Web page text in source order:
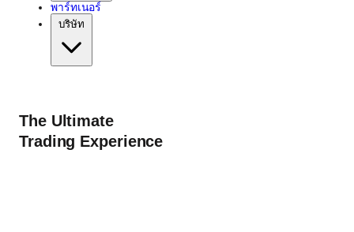
พาร์ทเนอร์
บริษัท
The Ultimate
Trading Experience